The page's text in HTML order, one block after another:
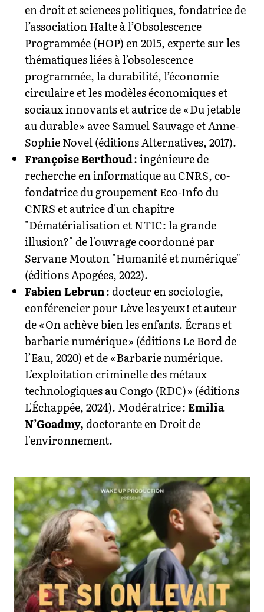
en droit et sciences politiques, fondatrice de
l’association Halte à l’Obsolescence
Programmée (HOP) en 2015, experte sur les
thématiques liées à l’obsolescence
programmée, la durabilité, l’économie
circulaire et les modèles économiques et
sociaux innovants et autrice de « Du jetable
au durable » avec Samuel Sauvage et Anne-
Sophie Novel (éditions Alternatives, 2017).
Françoise Berthoud: ingénieure de
recherche en informatique au CNRS, co-
fondatrice du groupement Eco-Info du
CNRS et autrice d'un chapitre
"Dématérialisation et NTIC: la grande
illusion?" de l'ouvrage coordonné par
Servane Mouton "Humanité et numérique"
(éditions Apogées, 2022).
Fabien Lebrun: docteur en sociologie,
conférencier pour Lève les yeux ! et auteur
de « On achève bien les enfants. Écrans et
barbarie numérique » (éditions Le Bord de
l’Eau, 2020) et de « Barbarie numérique.
L’exploitation criminelle des métaux
technologiques au Congo (RDC) » (éditions
L'Échappée, 2024). Modératrice :Emilia
N’Goadmy,doctorante en Droit de
l'environnement.
Agrandir